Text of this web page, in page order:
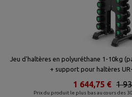
Jeu d'haltères en polyuréthane 1-10kg
+ support pour haltères
Prix du produit le plus bas au cours des
1
1 644,75 €